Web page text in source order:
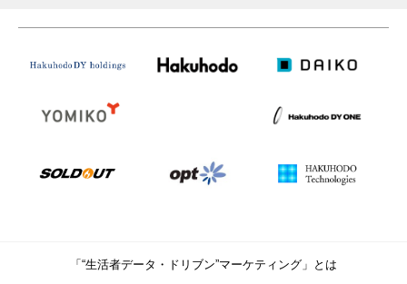
「“生活者データ・ドリブン”マーケティング」とは